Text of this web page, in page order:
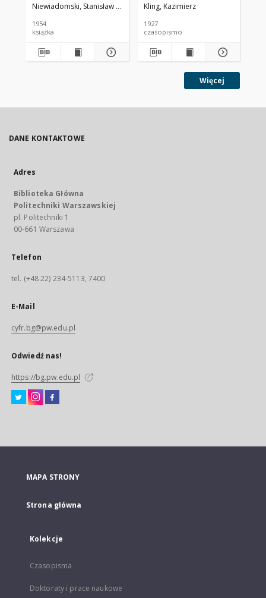
Niewiadomski, Stanisław (1895-1966).
1954
książka
Kling, Kazimierz
1927
czasopismo
Więcej
DANE KONTAKTOWE
Adres
Biblioteka Główna
Politechniki Warszawskiej
pl. Politechniki 1
00-661 Warszawa
Telefon
tel. (+48 22) 234-5113, 7400
E-Mail
cyfr.bg@pw.edu.pl
Odwiedź nas!
https://bg.pw.edu.pl
MAPA STRONY
Strona główna
Kolekcje
Czasopisma
Doktoraty i prace naukowe